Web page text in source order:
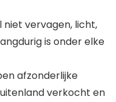
niet vervagen, licht,
is onder elke
afzonderlijke
verkocht en